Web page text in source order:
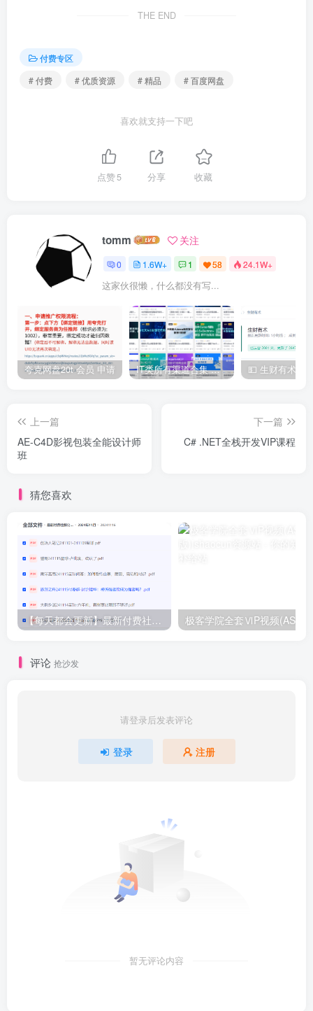
THE END
付费专区
# 付费
# 优质资源 # 精品 # 百度网盘
喜欢就支持一下吧
点赞5 分享 收藏
tomm 关注
0 1.6W+ 1 58 24.1W+
这家伙很懒，什么都没有写...
夸克网盘20t 会员 申请 IT类所有渠道合集 持续日更，目前近四千多条资源 年费用户微信私信获取权限
上一篇
AE-C4D影视包装全能设计师
班
下一篇
C# .NET全栈开发VIP课程
猜您喜欢
【每天都会更新】最新付费社群公众号文章 极客学院全套ⅥP视频(AS版)
评论 抢沙发
请登录后发表评论
登录 注册
暂无评论内容